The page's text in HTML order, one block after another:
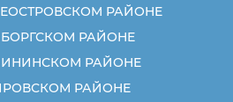
РАЙОНЕ
РАЙОНЕ
РАЙОНЕ
РАЙОНЕ